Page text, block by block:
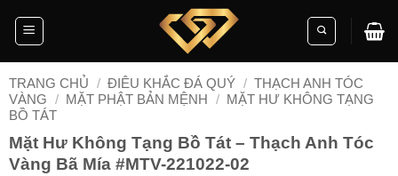
TRANG CHỦ / ĐIÊU KHẮC ĐÁ QUÝ / THẠCH ANH TÓC
VÀNG / MẶT PHẬT BẢN MỆNH / MẶT HƯ KHÔNG TẠNG
BỒ TÁT
Mặt Hư Không Tạng Bồ Tát – Thạch Anh Tóc
Vàng Bã Mía #MTV-221022-02